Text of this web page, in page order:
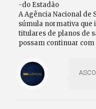
-do Estadão
A Agência Nacional de
súmula normativa que
titulares de planos de
possam continuar com